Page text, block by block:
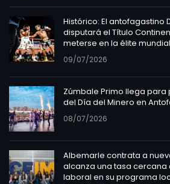
Histórico: El antofagastino
disputará el Título
meterse en la élite mundial
09/07/2026
Zúmbale Primo llega
del Día del Minero en
08/07/2026
Albemarle contrata a
alcanza una tasa cercana
laboral en su programa